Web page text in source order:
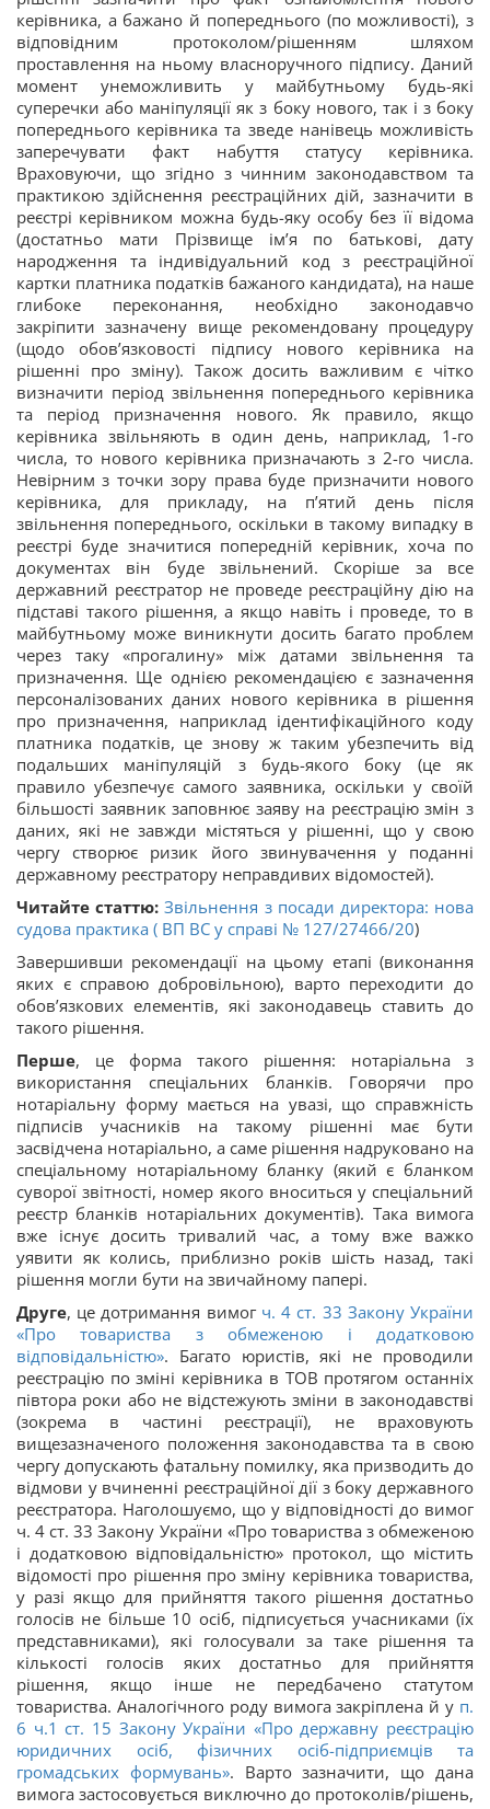
керівника, а бажано й попереднього (по можливості), з
відповідним протоколом/рішенням шляхом
проставлення на ньому власноручного підпису. Даний
момент унеможливить у майбутньому будь-які
суперечки або маніпуляції як з боку нового, так і з боку
попереднього керівника та зведе нанівець можливість
заперечувати факт набуття статусу керівника.
Враховуючи, що згідно з чинним законодавством та
практикою здійснення реєстраційних дій, зазначити в
реєстрі керівником можна будь-яку особу без її відома
(достатньо мати Прізвище ім’я по батькові, дату
народження та індивідуальний код з реєстраційної
картки платника податків бажаного кандидата), на наше
глибоке переконання, необхідно законодавчо
закріпити зазначену вище рекомендовану процедуру
(щодо обов’язковості підпису нового керівника на
рішенні про зміну). Також досить важливим є чітко
визначити період звільнення попереднього керівника
та період призначення нового. Як правило, якщо
керівника звільняють в один день, наприклад, 1-го
числа, то нового керівника призначають з 2-го числа.
Невірним з точки зору права буде призначити нового
керівника, для прикладу, на п’ятий день після
звільнення попереднього, оскільки в такому випадку в
реєстрі буде значитися попередній керівник, хоча по
документах він буде звільнений. Скоріше за все
державний реєстратор не проведе реєстраційну дію на
підставі такого рішення, а якщо навіть і проведе, то в
майбутньому може виникнути досить багато проблем
через таку «прогалину» між датами звільнення та
призначення. Ще однією рекомендацією є зазначення
персоналізованих даних нового керівника в рішення
про призначення, наприклад ідентифікаційного коду
платника податків, це знову ж таким убезпечить від
подальших маніпуляцій з будь-якого боку (це як
правило убезпечує самого заявника, оскільки у своїй
більшості заявник заповнює заяву на реєстрацію змін з
даних, які не завжди містяться у рішенні, що у свою
чергу створює ризик його звинувачення у поданні
державному реєстратору неправдивих відомостей).
Читайте статтю:Звільнення з посади директора: нова
судова практика ( ВП ВС у справі № 127/27466/20)
Завершивши рекомендації на цьому етапі (виконання
яких є справою добровільною), варто переходити до
обов’язкових елементів, які законодавець ставить до
такого рішення.
Перше, це форма такого рішення: нотаріальна з
використання спеціальних бланків. Говорячи про
нотаріальну форму мається на увазі, що справжність
підписів учасників на такому рішенні має бути
засвідчена нотаріально, а саме рішення надруковано на
спеціальному нотаріальному бланку (який є бланком
суворої звітності, номер якого вноситься у спеціальний
реєстр бланків нотаріальних документів). Така вимога
вже існує досить тривалий час, а тому вже важко
уявити як колись, приблизно років шість назад, такі
рішення могли бути на звичайному папері.
Друге, це дотримання вимог ч. 4 ст. 33 Закону України
«Про товариства з обмеженою і додатковою
відповідальністю». Багато юристів, які не проводили
реєстрацію по зміні керівника в ТОВ протягом останніх
півтора роки або не відстежують зміни в законодавстві
(зокрема в частині реєстрації), не враховують
вищезазначеного положення законодавства та в свою
чергу допускають фатальну помилку, яка призводить до
відмови у вчиненні реєстраційної дії з боку державного
реєстратора. Наголошуємо, що у відповідності до вимог
ч. 4 ст. 33 Закону України «Про товариства з обмеженою
і додатковою відповідальністю» протокол, що містить
відомості про рішення про зміну керівника товариства,
у разі якщо для прийняття такого рішення достатньо
голосів не більше 10 осіб, підписується учасниками (їх
представниками), які голосували за таке рішення та
кількості голосів яких достатньо для прийняття
рішення, якщо інше не передбачено статутом
товариства. Аналогічного роду вимога закріплена й у п.
6 ч.1 ст. 15 Закону України «Про державну реєстрацію
юридичних осіб, фізичних осіб-підприємців та
громадських формувань». Варто зазначити, що дана
вимога застосовується виключно до протоколів/рішень,